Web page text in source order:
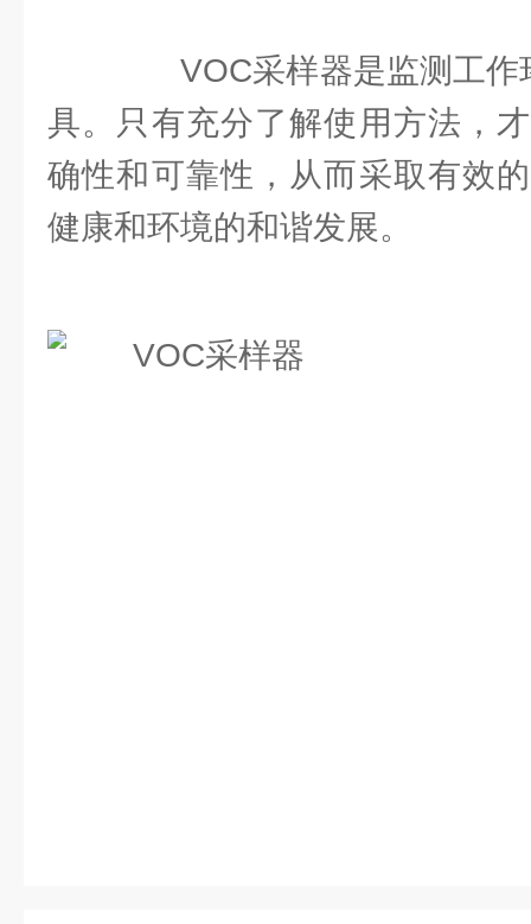
VOC采样器是监测工作
具。只有充分了解使用方法，
确性和可靠性，从而采取有效
健康和环境的和谐发展。